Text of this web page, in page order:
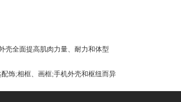
壳全面提高肌肉力量、耐力和体型
饰;相框、画框;手机外壳和枢纽而异